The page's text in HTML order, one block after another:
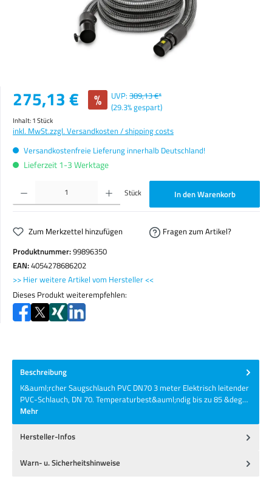
Verkaufspreis:
275,13 € % UVP: 389,13 €*
(29.3% gespart)
Inhalt:1 Stück
inkl. MwSt.zzgl. Versandkosten / shipping costs
Versandkostenfreie Lieferung innerhalb Deutschland!
Lieferzeit 1-3 Werktage
Produkt Anzahl: Gib den gewünschten Wert ein oder benutze die Schaltflächen um die Anzahl zu
Stück In den Warenkorb
Zum Merkzettel hinzufügen
Fragen zum Artikel?
Produktnummer:99896350
EAN:4054278686202
>> Hier weitere Artikel vom Hersteller <<
Dieses Produkt weiterempfehlen:
Beschreibung
K&auml;rcher Saugschlauch PVC DN70 3 meter Elektrisch leitender
PVC-Schlauch, DN 70. Temperaturbest&auml;ndig bis zu 85 &deg…
Mehr
Hersteller-Infos
Warn- u. Sicherheitshinweise